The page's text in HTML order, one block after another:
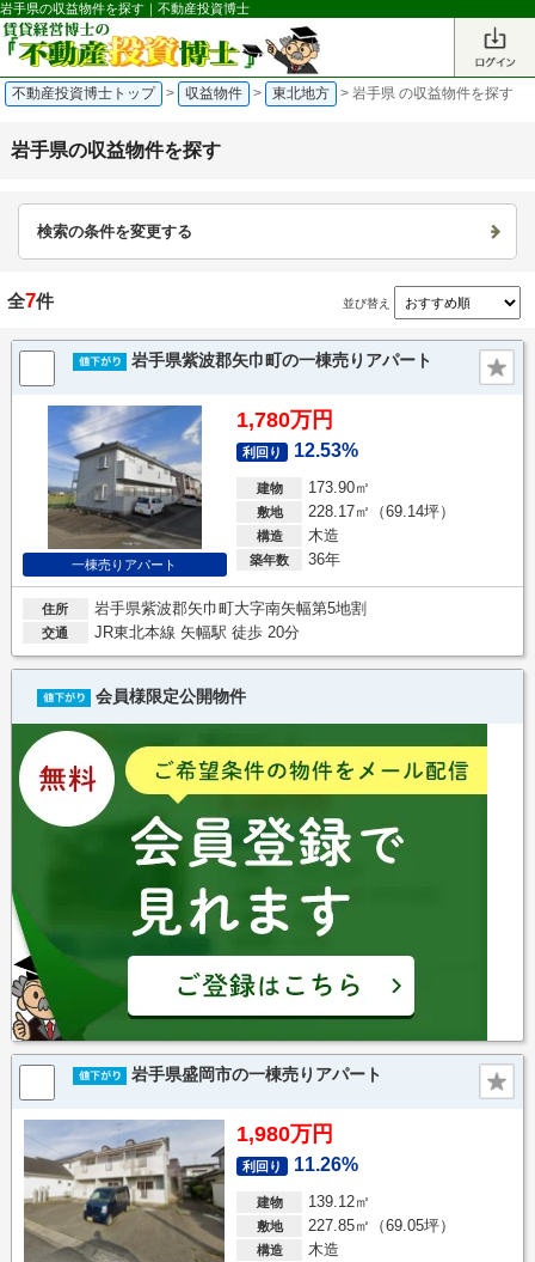
岩手県の収益物件を探す｜不動産投資博士
不動産投資博士トップ > 収益物件 > 東北地方 > 岩手県 の収益物件を探す
岩手県の収益物件を探す
検索の条件を変更する
全7件 並び替え
岩手県紫波郡矢巾町の一棟売りアパート
一棟売りアパート
1,780万円
利回り 12.53%
建物 173.90㎡
敷地 228.17㎡（69.14坪）
構造 木造
築年数 36年
住所 岩手県紫波郡矢巾町大字南矢幅第5地割
交通 JR東北本線 矢幅駅 徒歩 20分
会員様限定公開物件
岩手県盛岡市の一棟売りアパート
1,980万円
利回り 11.26%
建物 139.12㎡
敷地 227.85㎡（69.05坪）
構造 木造